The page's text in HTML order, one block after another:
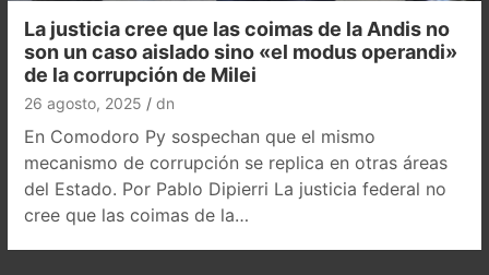
La justicia cree que las coimas de la Andis no
son un caso aislado sino «el modus operandi»
de la corrupción de Milei
26 agosto, 2025 dn
En Comodoro Py sospechan que el mismo
mecanismo de corrupción se replica en otras áreas
del Estado. Por Pablo Dipierri La justicia federal no
cree que las coimas de la…